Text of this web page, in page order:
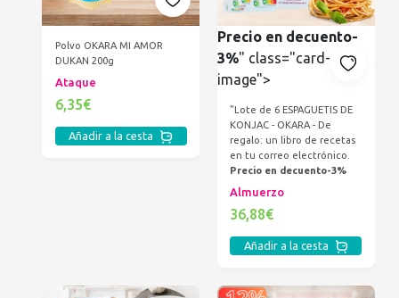
Polvo OKARA MI AMOR
DUKAN 200g
Ataque
6,35€
Añadir a la cesta
Precio en decuento-
3%" class="card-
image">
"Lote de 6 ESPAGUETIS DE
KONJAC - OKARA - De
regalo: un libro de recetas
en tu correo electrónico.
Precio en decuento-3%
Almuerzo
36,88€
Añadir a la cesta